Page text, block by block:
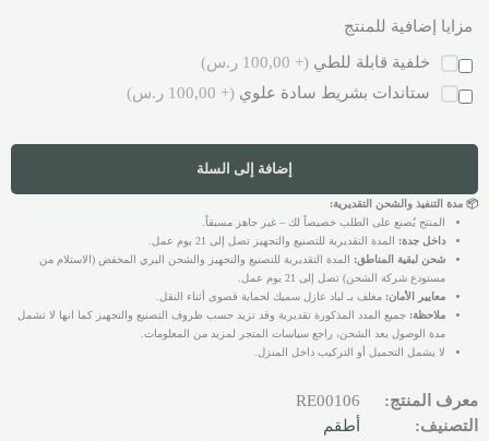
مزايا إضافية للمنتج
خلفية قابلة للطي(+ 100,00 ر.س)
ستاندات بشريط سادة علوي(+ 100,00 ر.س)
إضافة إلى السلة
📦 مدة التنفيذ والشحن التقديرية:
المنتج يُصنع على الطلب خصيصاً لك – غير جاهز مسبقاً.
داخل جدة: المدة التقديرية للتصنيع والتجهيز تصل إلى 21 يوم عمل.
شحن لبقية المناطق: المدة التقديرية للتصنيع والتجهيز والشحن البري المخفض (الاستلام من
مستودع شركة الشحن) تصل إلى 21 يوم عمل.
معايير الأمان: مغلف بـ لباد عازل سميك لحماية قصوى أثناء النقل.
ملاحظة: جميع المدد المذكورة تقديرية وقد تزيد حسب ظروف التصنيع والتجهيز كما انها لا تشمل
مدة الوصول بعد الشحن، راجع سياسات المتجر لمزيد من المعلومات.
لا يشمل التحميل أو التركيب داخل المنزل.
معرف المنتج:
RE00106
التصنيف:
أطقم